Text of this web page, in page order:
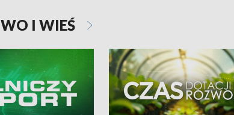
I WIEŚ